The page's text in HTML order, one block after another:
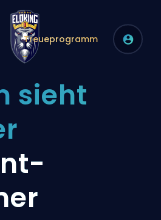
Treueprogramm
sieht